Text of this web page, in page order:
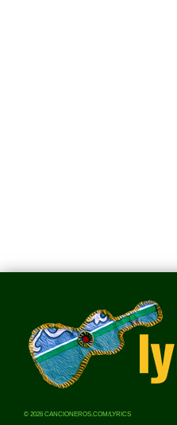
© 2026 CANCIONEROS.COM/LYRICS